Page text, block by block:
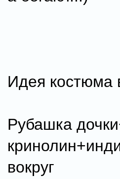
Идея костюма
Рубашка
вокруг